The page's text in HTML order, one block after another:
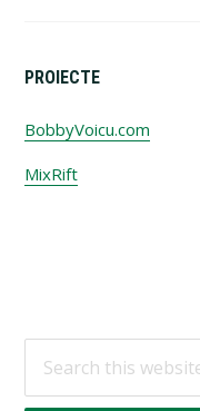
PROIECTE
BobbyVoicu.com
MixRift
Footer
this
website